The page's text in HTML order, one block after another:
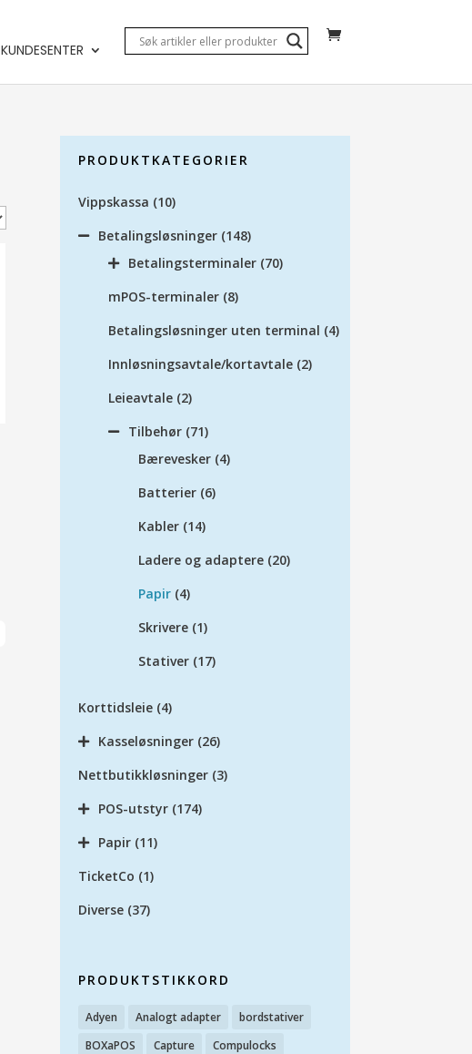
KUNDESENTER
PRODUKTKATEGORIER
Vippskassa (10)
Betalingsløsninger (148)
Betalingsterminaler (70)
mPOS-terminaler (8)
Betalingsløsninger uten terminal (4)
Innløsningsavtale/kortavtale (2)
Leieavtale (2)
Tilbehør (71)
Bærevesker (4)
Batterier (6)
Kabler (14)
Ladere og adaptere (20)
Papir (4)
Skrivere (1)
Stativer (17)
Korttidsleie (4)
Kasseløsninger (26)
Nettbutikkløsninger (3)
POS-utstyr (174)
Papir (11)
TicketCo (1)
Diverse (37)
PRODUKTSTIKKORD
Adyen Analogt adapter
bordstativer
BOXaPOS
Capture
Compulocks